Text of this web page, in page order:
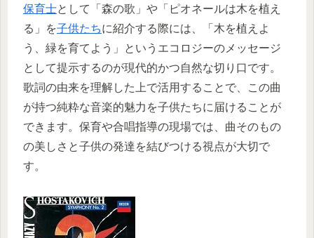
保育士として「森の歌」や「ピオネールは木を植え
る」を子供たちに紹介する際には、「木を植えよ
う、緑を育てよう」というエコロジーのメッセージ
として提示するのが現代的かつ自然な切り口です。
歌詞の由来を理解した上で活用することで、この曲
が持つ純粋な音楽的魅力を子供たちに届けることが
できます。保育や合唱指導の現場では、曲そのもの
の美しさと子供の発達を結びつける視点が大切で
す。